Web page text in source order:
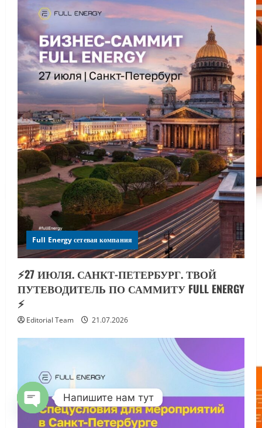
Full Energy сетевая компания
⚡️27 ИЮЛЯ. САНКТ-ПЕТЕРБУРГ. ТВОЙ
ПУТЕВОДИТЕЛЬ ПО САММИТУ FULL ENERGY
⚡️
Editorial Team 21.07.2026
Напишите нам тут
OPEN